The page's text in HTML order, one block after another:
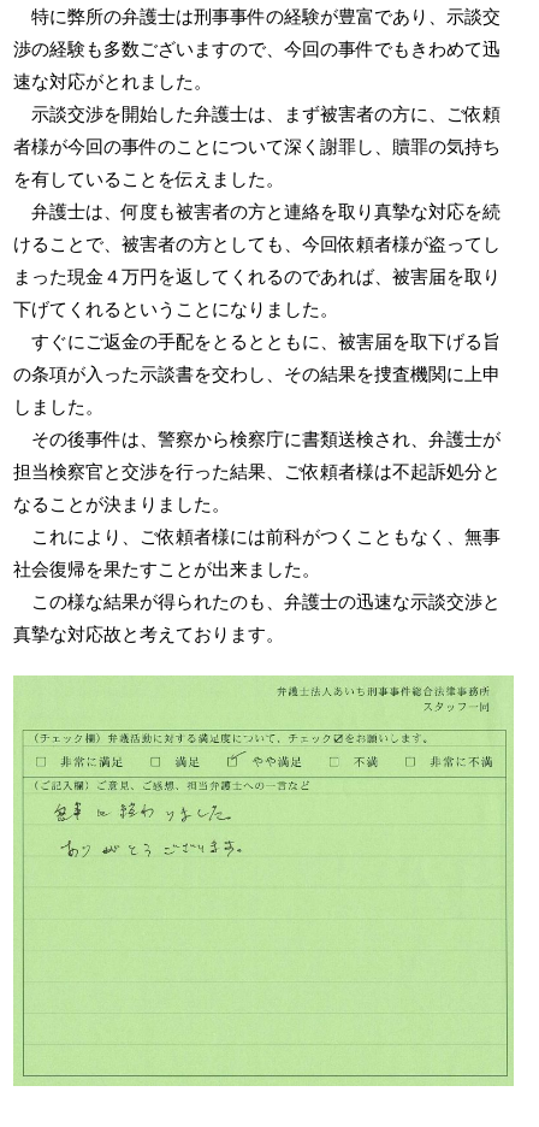
特に弊所の弁護士は刑事事件の経験が豊富であり、示談交
渉の経験も多数ございますので、今回の事件でもきわめて迅
速な対応がとれました。
示談交渉を開始した弁護士は、まず被害者の方に、ご依頼
者様が今回の事件のことについて深く謝罪し、贖罪の気持ち
を有していることを伝えました。
弁護士は、何度も被害者の方と連絡を取り真摯な対応を続
けることで、被害者の方としても、今回依頼者様が盗ってし
まった現金４万円を返してくれるのであれば、被害届を取り
下げてくれるということになりました。
すぐにご返金の手配をとるとともに、被害届を取下げる旨
の条項が入った示談書を交わし、その結果を捜査機関に上申
しました。
その後事件は、警察から検察庁に書類送検され、弁護士が
担当検察官と交渉を行った結果、ご依頼者様は不起訴処分と
なることが決まりました。
これにより、ご依頼者様には前科がつくこともなく、無事
社会復帰を果たすことが出来ました。
この様な結果が得られたのも、弁護士の迅速な示談交渉と
真摯な対応故と考えております。